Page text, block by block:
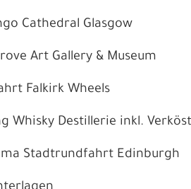
Cathedral Glasgow
Art Gallery & Museum
Falkirk Wheels
Whisky Destillerie inkl.
Stadtrundfahrt Edinburgh